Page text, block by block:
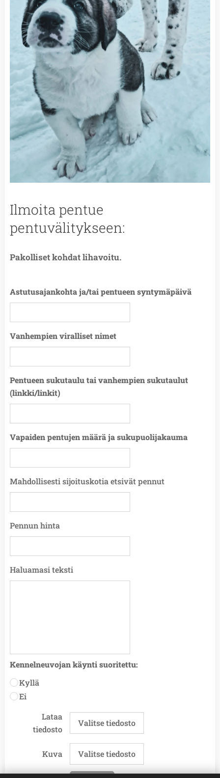
Ilmoita pentue
pentuvälitykseen:
Pakolliset kohdat lihavoitu.
Astutusajankohta ja/tai pentueen syntymäpäivä
Vanhempien viralliset nimet
Pentueen sukutaulu tai vanhempien sukutaulut
(linkki/linkit)
Vapaiden pentujen määrä ja sukupuolijakauma
Mahdollisesti sijoituskotia etsivät pennut
Pennun hinta
Haluamasi teksti
Kennelneuvojan käynti suoritettu:
Kyllä
Ei
Lataa
tiedosto
Valitse tiedosto
Kuva Valitse tiedosto